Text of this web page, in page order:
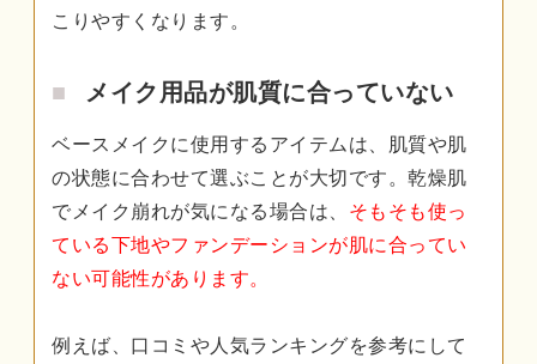
こりやすくなります。
メイク用品が肌質に合っていない
ベースメイクに使用するアイテムは、肌質や肌
の状態に合わせて選ぶことが大切です。乾燥肌
でメイク崩れが気になる場合は、 そもそも使っ
ている下地やファンデーションが肌に合ってい
ない可能性があります。
例えば、口コミや人気ランキングを参考にして